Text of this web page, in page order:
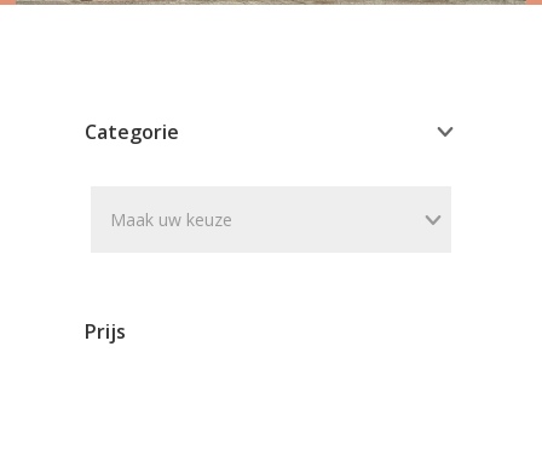
Categorie
Maak uw keuze
Prijs